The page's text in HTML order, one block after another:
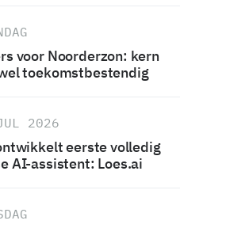
voor Noorderzon: kern
toekomstbestendig
2026
eerste volledig
AI-assistent: Loes.ai